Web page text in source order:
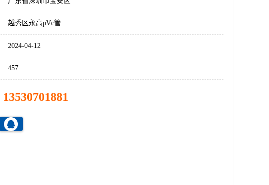
越秀区永高pVc管
2024-04-12
457
13530701881